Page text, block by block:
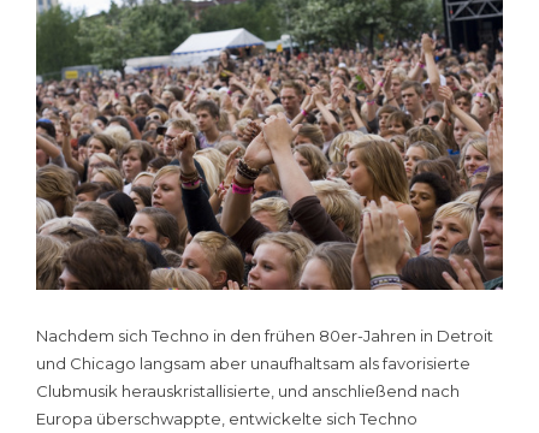
Nachdem sich Techno in den frühen 80er-Jahren in Detroit
und Chicago langsam aber unaufhaltsam als favorisierte
Clubmusik herauskristallisierte, und anschließend nach
Europa überschwappte, entwickelte sich Techno